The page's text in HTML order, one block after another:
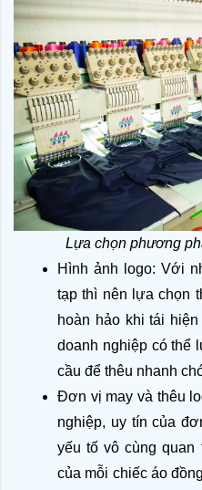
Lựa chọn phương
Hình ảnh logo: Với
tạp thì nên lựa chọn
hoàn hảo khi tái
doanh nghiệp có thể
cầu để thêu nhanh
Đơn vị may và thêu
nghiệp, uy tín của
yếu tố vô cùng quan
của mỗi chiếc áo